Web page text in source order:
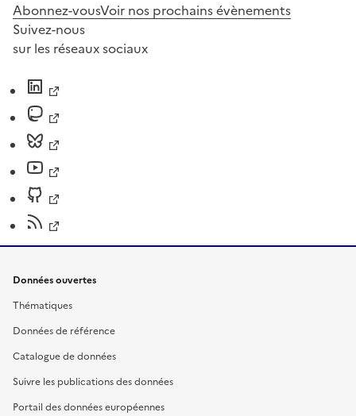
Abonnez-vousVoir nos prochains évènements
Suivez-nous
sur les réseaux sociaux
Données ouvertes
Thématiques
Données de référence
Catalogue de données
Suivre les publications des données
Portail des données européennes